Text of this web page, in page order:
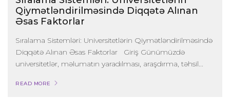
Qiymətləndirilməsində Diqqətə Alınan
Əsas Faktorlar
Sıralama Sistemləri: Universitetlərin Qiymətləndirilməsində
Diqqətə Alınan Əsas Faktorlar Giriş Günümüzdə
universitetlər, məlumatın yaradılması, araşdırma, təhsil...
READ MORE